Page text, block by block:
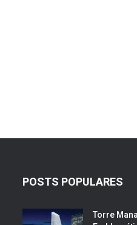
POSTS POPULARES
Torre